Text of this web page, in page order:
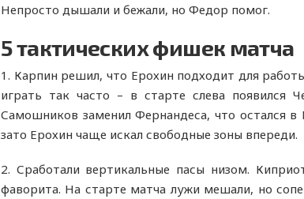
Непросто дышали и бежали, но Федор помог.
5 тактических фишек матча
1. Карпин решил, что Ерохин подходит для
играть так часто – в старте слева появился
Самошников заменил Фернандеса, что остался
зато Ерохин чаще искал свободные зоны впереди.
2. Сработали вертикальные пасы низом.
фаворита. На старте матча лужи мешали, но